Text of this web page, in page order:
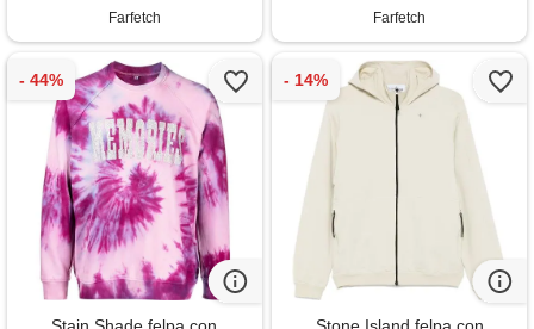
Farfetch
Farfetch
Stain Shade felpa con
Stone Island felpa con